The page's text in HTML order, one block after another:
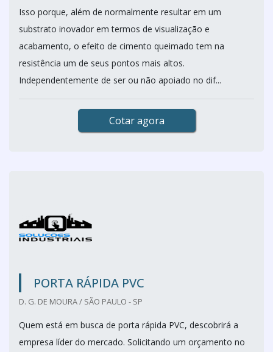
Isso porque, além de normalmente resultar em um
substrato inovador em termos de visualização e
acabamento, o efeito de cimento queimado tem na
resistência um de seus pontos mais altos.
Independentemente de ser ou não apoiado no dif...
Cotar agora
PORTA RÁPIDA PVC
D. G. DE MOURA / SÃO PAULO - SP
Quem está em busca de porta rápida PVC, descobrirá a
empresa líder do mercado. Solicitando um orçamento no